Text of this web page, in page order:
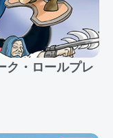
ク・ロールプレ